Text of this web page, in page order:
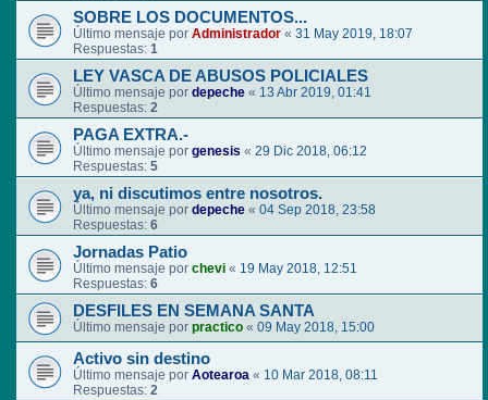
SOBRE LOS DOCUMENTOS...
Último mensaje por Administrador « 31 May 2019, 18:07
Respuestas: 1
LEY VASCA DE ABUSOS POLICIALES
Último mensaje por depeche « 13 Abr 2019, 01:41
Respuestas: 2
PAGA EXTRA.-
Último mensaje por genesis « 29 Dic 2018, 06:12
Respuestas: 5
ya, ni discutimos entre nosotros.
Último mensaje por depeche « 04 Sep 2018, 23:58
Respuestas: 6
Jornadas Patio
Último mensaje por chevi « 19 May 2018, 12:51
Respuestas: 6
DESFILES EN SEMANA SANTA
Último mensaje por practico « 09 May 2018, 15:00
Activo sin destino
Último mensaje por Aotearoa « 10 Mar 2018, 08:11
Respuestas: 2